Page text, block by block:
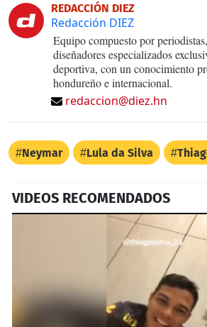
REDACCIÓN DIEZ
Redacción DIEZ
Equipo compuesto por
diseñadores especializados
deportiva, con un conocimiento
hondureño e internacional.
redaccion@diez.hn
Neymar Lula da Silva
VIDEOS RECOMENDADOS